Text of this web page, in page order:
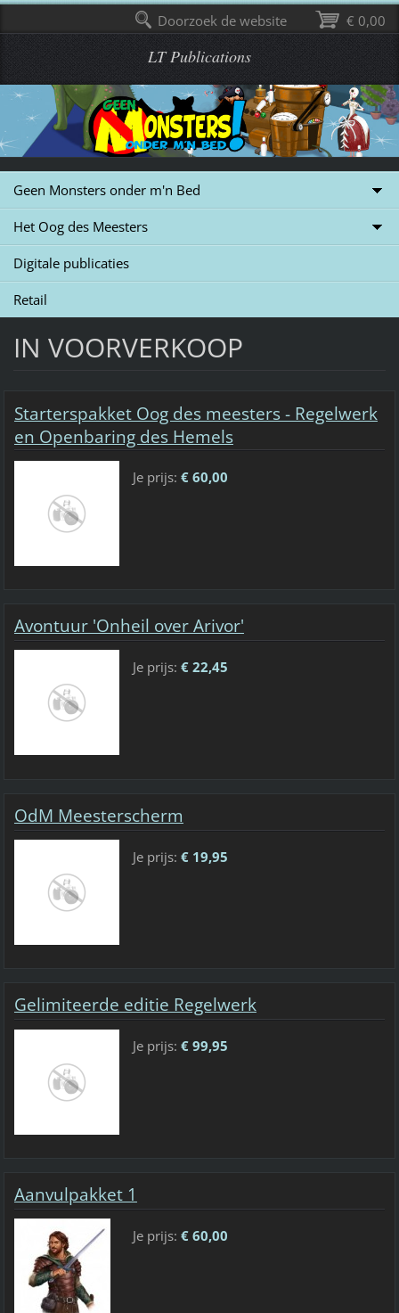
LT Publications
Geen Monsters onder m'n Bed
Het Oog des Meesters
Digitale publicaties
Retail
IN VOORVERKOOP
Starterspakket Oog des meesters - Regelwerk
en Openbaring des Hemels
Je prijs: € 60,00
Avontuur 'Onheil over Arivor'
Je prijs: € 22,45
OdM Meesterscherm
Je prijs: € 19,95
Gelimiteerde editie Regelwerk
Je prijs: € 99,95
Aanvulpakket 1
Je prijs: € 60,00
€ 0,00
Doorzoek de website